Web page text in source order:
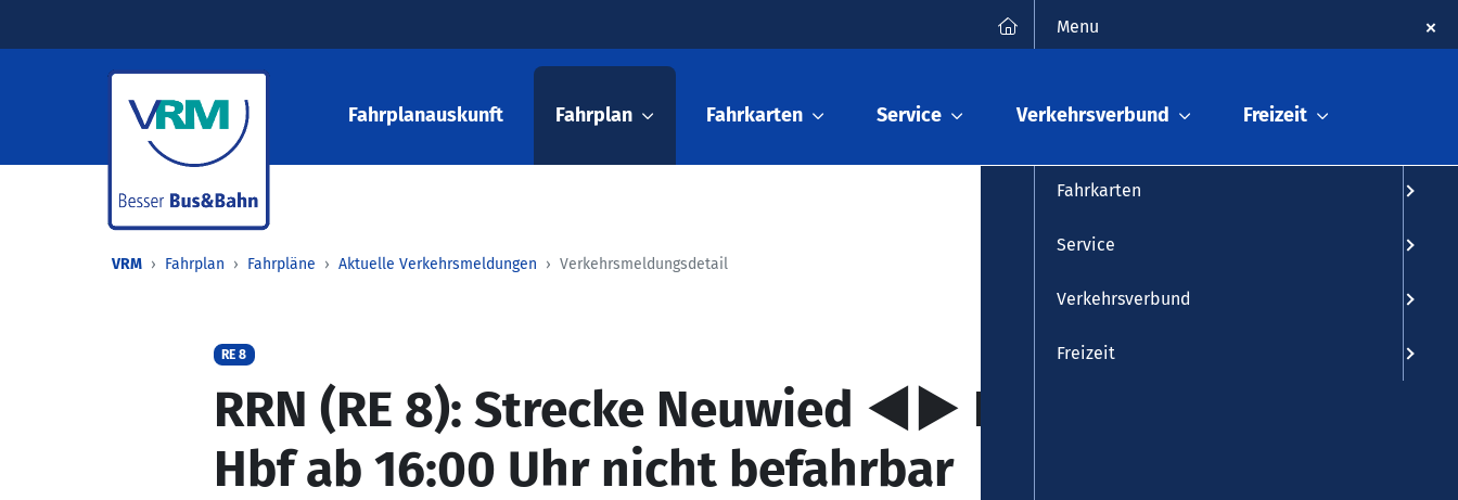
Fahrplanauskunft Fahrplan Fahrkarten Service Verkehrsverbund Freizeit
VRM Fahrplan Fahrpläne Aktuelle Verkehrsmeldungen Verkehrsmeldungsdetail
RE 8
RRN (RE 8): Strecke Neuwied ◄► Koblenz
Hbf ab 16:00 Uhr nicht befahrbar
Menu
Fahrkarten
Service
Verkehrsverbund
Freizeit